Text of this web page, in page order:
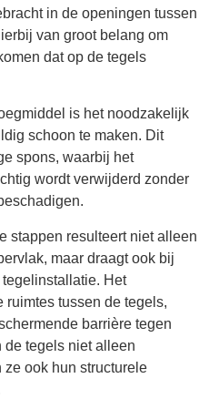
in de openingen tussen
van groot belang om
dat op de tegels
is het noodzakelijk
schoon te maken. Dit
spons, waarbij het
wordt verwijderd zonder
stappen resulteert niet alleen
maar draagt ook bij
Het
tussen de tegels,
barrière tegen
tegels niet alleen
ook hun structurele